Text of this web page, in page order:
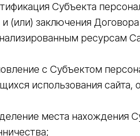
Субъекта
и (или) заключения
ресурсам
с Субъектом
использования сайта,
места нахождения